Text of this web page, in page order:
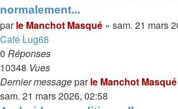
normalement...
parle Manchot Masqué » sam. 21 mars
Café Lug68
0 Réponses
10348 Vues
Dernier messageparle Manchot Masqué
sam. 21 mars 2026, 02:58